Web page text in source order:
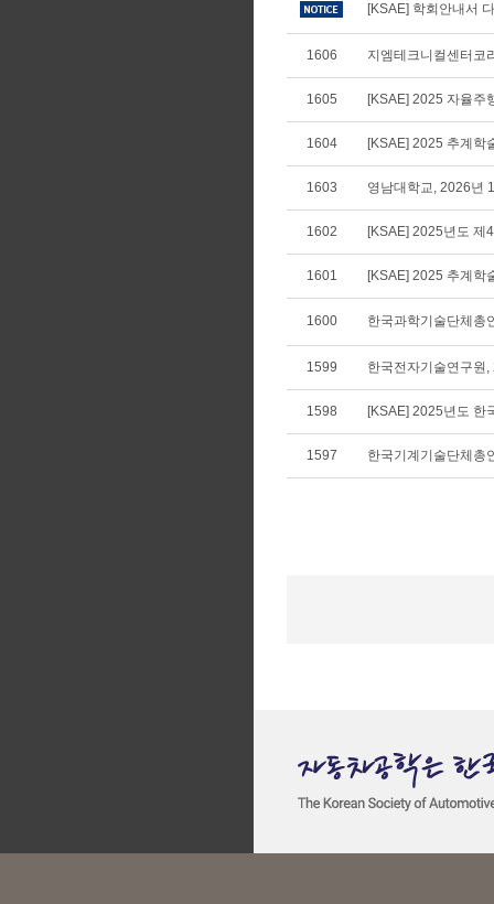
[KSAE] 학회안내서
1606 지엠테크니컬센터코
1605 [KSAE] 2025 자율주
1604 [KSAE] 2025 추계학
1603 영남대학교, 2026년
1602 [KSAE] 2025년도 제
1601 [KSAE] 2025 추계학
1600 한국과학기술단체총
1599 한국전자기술연구원
1598 [KSAE] 2025년도 한
1597 한국기계기술단체총